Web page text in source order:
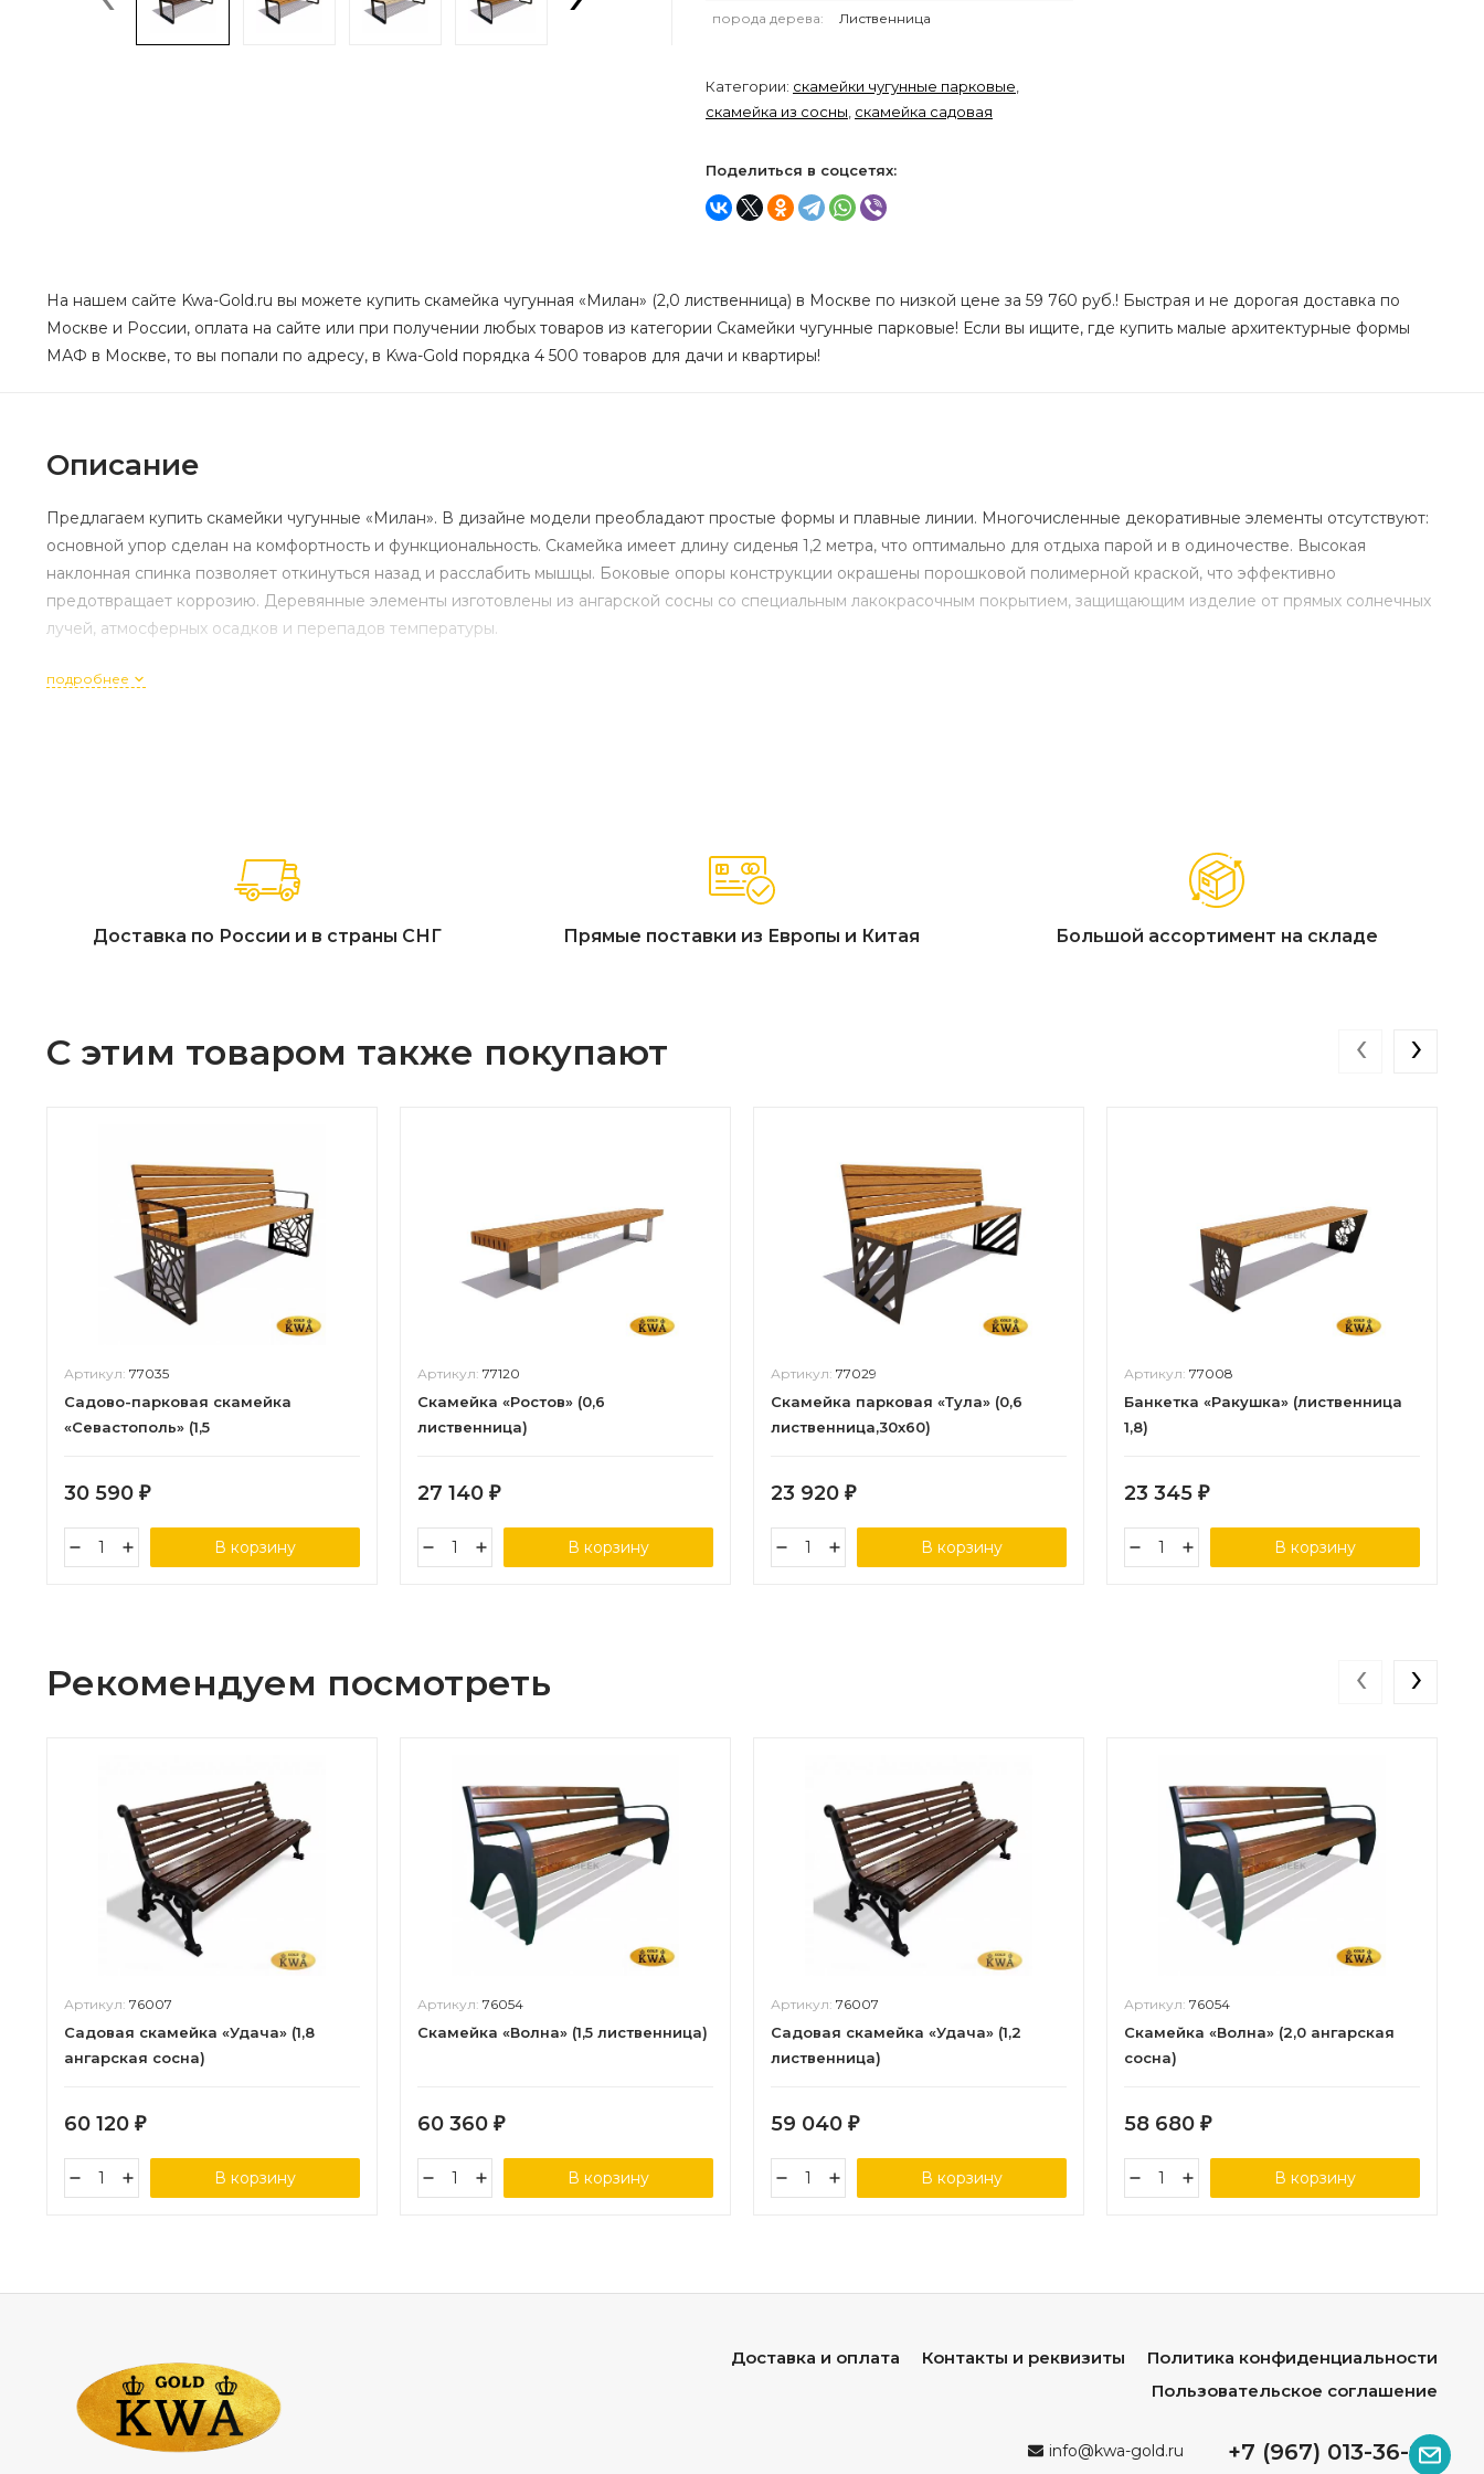
порода дерева: Лиственница
Категории: скамейки чугунные парковые
скамейка из сосны скамейка садовая
Поделиться в соцсетях:
На нашем сайте Kwa-Gold.ru вы можете купить скамейка чугунная «Милан» (2,0 лиственница) в Москве по низкой цене за 59 760 руб.! Быстрая и не дорогая доставка по
Москве и России, оплата на сайте или при получении любых товаров из категории Скамейки чугунные парковые! Если вы ищите, где купить малые архитектурные формы
МАФ в Москве, то вы попали по адресу, в Kwa-Gold порядка 4 500 товаров для дачи и квартиры!
Описание
Предлагаем купить скамейки чугунные «Милан». В дизайне модели преобладают простые формы и плавные линии. Многочисленные декоративные элементы отсутствуют:
основной упор сделан на комфортность и функциональность. Скамейка имеет длину сиденья 1,2 метра, что оптимально для отдыха парой и в одиночестве. Высокая
наклонная спинка позволяет откинуться назад и расслабить мышцы. Боковые опоры конструкции окрашены порошковой полимерной краской, что эффективно
предотвращает коррозию. Деревянные элементы изготовлены из ангарской сосны со специальным лакокрасочным покрытием, защищающим изделие от прямых солнечных
лучей, атмосферных осадков и перепадов температуры.
подробнее
Доставка по России и в страны СНГ Прямые поставки из Европы и Китая Большой ассортимент на складе
С этим товаром также покупают
Артикул: 77035
Садово-парковая скамейка
«Севастополь» (1,5
30 590 ₽
В корзину
Артикул: 77120
Скамейка «Ростов» (0,6
лиственница)
27 140 ₽
В корзину
Артикул: 77029
Скамейка парковая «Тула» (0,6
лиственница,30х60)
23 920 ₽
В корзину
Артикул: 77008
Банкетка «Ракушка» (лиственница
1,8)
23 345 ₽
В корзину
‹ ›
Рекомендуем посмотреть
Артикул: 76007
Садовая скамейка «Удача» (1,8
ангарская сосна)
60 120 ₽
В корзину
Артикул: 76054
Скамейка «Волна» (1,5 лиственница)
60 360 ₽
В корзину
Артикул: 76007
Садовая скамейка «Удача» (1,2
лиственница)
59 040 ₽
В корзину
Артикул: 76054
Скамейка «Волна» (2,0 ангарская
сосна)
58 680 ₽
В корзину
‹ ›
Доставка и оплата Контакты и реквизиты
Политика конфиденциальности
Пользовательское соглашение
info@kwa-gold.ru +7 (967) 013-36-96